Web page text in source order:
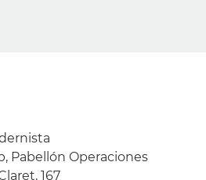
Pabellón Operaciones
167